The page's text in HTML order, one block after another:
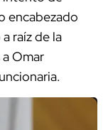
encabezado
raíz de la
Omar